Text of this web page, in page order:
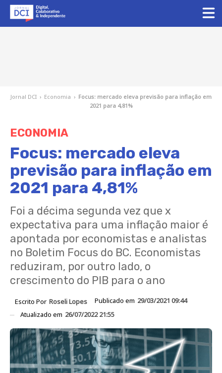
Jornal DCI › Economia › Focus: mercado eleva previsão para inflação em
2021 para 4,81%
ECONOMIA
Focus: mercado eleva
previsão para inflação em
2021 para 4,81%
Foi a décima segunda vez que x
expectativa para uma inflação maior é
apontada por economistas e analistas
no Boletim Focus do BC. Economistas
reduziram, por outro lado, o
crescimento do PIB para o ano
Escrito Por Roseli Lopes Publicado em 29/03/2021 09:44
Atualizado em 26/07/2022 21:55